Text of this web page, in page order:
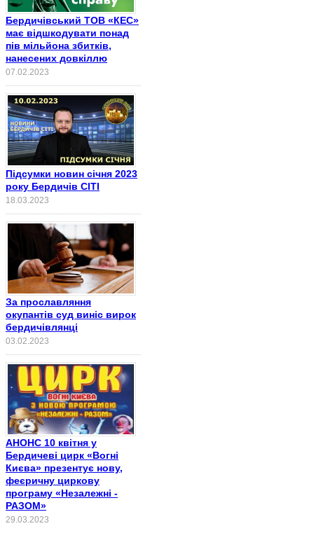
Бердичівський ТОВ «КЕС»
має відшкодувати понад
пів мільйона збитків,
нанесених довкіллю
07.02.2023
Підсумки новин січня 2023
року Бердичів СІТІ
18.03.2023
За прославляння
окупантів суд виніс вирок
бердичівлянці
03.02.2023
АНОНС 10 квітня у
Бердичеві цирк «Вогні
Києва» презентує нову,
феєричну циркову
програму «Незалежні -
РАЗОМ»
29.03.2023